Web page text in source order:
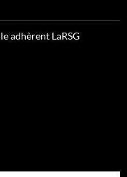
adhèrent LaRSG